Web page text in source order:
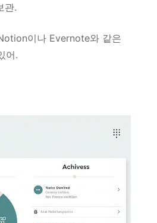
관.
이나 Evernote와 같은
어.